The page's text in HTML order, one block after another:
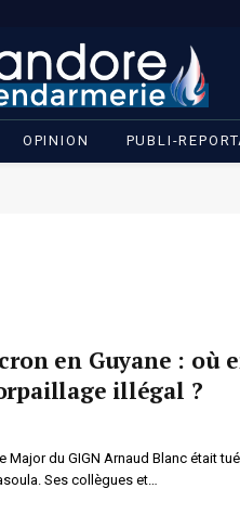
OPINION PUBLI-
en Guyane : où
illégal ?
Major du GIGN Arnaud Blanc était
Ses collègues et…